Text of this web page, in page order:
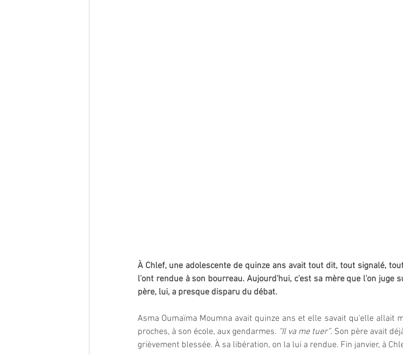
À Chlef, une adolescente de quinze ans avait tout dit, tout signalé,
l'ont rendue à son bourreau. Aujourd'hui, c'est sa mère que l'on juge
père, lui, a presque disparu du débat.
Asma Oumaïma Moumna avait quinze ans et elle savait qu'elle allait
proches, à son école, aux gendarmes. “Il va me tuer”. Son père avait
grièvement blessée. À sa libération, on la lui a rendue. Fin janvier, à